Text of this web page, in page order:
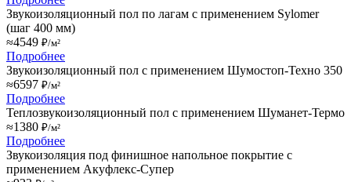
Звукоизоляционный пол по лагам с применением Sylomer
(шаг 400 мм)
≈4549 ₽/м²
Подробнее
Звукоизоляционный пол с применением Шумостоп-Техно 350
≈6597 ₽/м²
Подробнее
Теплозвукоизоляционный пол с применением Шуманет-Термо
≈1380 ₽/м²
Подробнее
Звукоизоляция под финишное напольное покрытие с
применением Акуфлекс-Супер